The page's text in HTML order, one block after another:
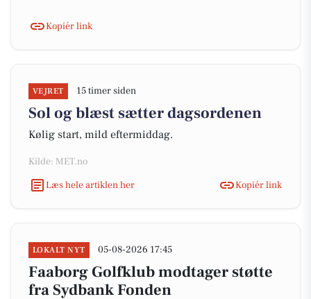
Kopiér link
VEJRET 15 timer siden
Sol og blæst sætter dagsordenen
Kølig start, mild eftermiddag.
Kilde: MET.no
Læs hele artiklen her
Kopiér link
LOKALT NYT 05-08-2026 17:45
Faaborg Golfklub modtager støtte
fra Sydbank Fonden